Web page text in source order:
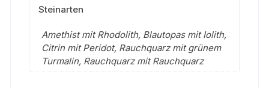
Steinarten
Amethist mit Rhodolith, Blautopas mit Iolith,
Citrin mit Peridot, Rauchquarz mit grünem
Turmalin, Rauchquarz mit Rauchquarz